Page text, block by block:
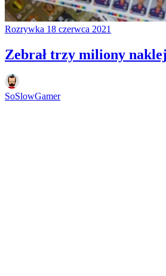
Rozrywka 18 czerwca 2021
Zebrał trzy miliony
SoSlowGamer